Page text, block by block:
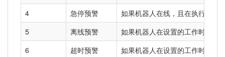
4
急停预警
如果机器人在线，且在执行任务
5
离线预警
如果机器人在设置的工作时间范
6
超时预警
如果机器人在设置的工作时间范